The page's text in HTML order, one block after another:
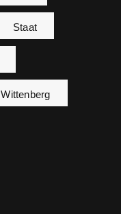
Staat
Wittenberg